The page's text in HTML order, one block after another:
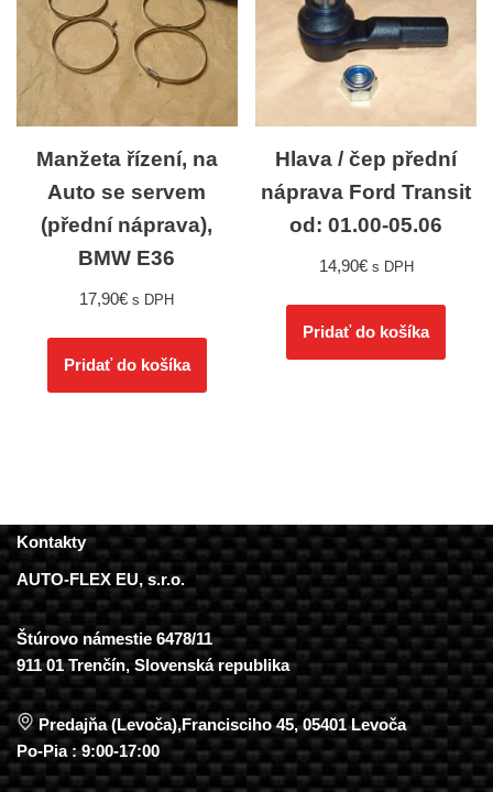
Manžeta řízení, na
Auto se servem
(přední náprava),
BMW E36
17,90€ s DPH
Pridať do košíka
Hlava / čep přední
náprava Ford Transit
od: 01.00-05.06
14,90€ s DPH
Pridať do košíka
Kontakty
AUTO-FLEX EU, s.r.o.
Štúrovo námestie 6478/11
911 01 Trenčín, Slovenská republika
Predajňa (Levoča),Francisciho 45, 05401 Levoča
Po-Pia : 9:00-17:00